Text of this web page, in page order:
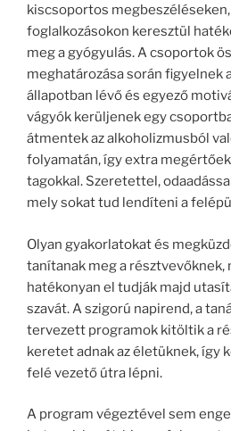
kiscsoportos
foglalkozásokon keresztül
meg a gyógyulás. A csoportok
meghatározása során figyelnek
állapotban lévő és egyező
vágyók kerüljenek egy
átmentek az alkoholizmusból
folyamatán, így extra
tagokkal. Szeretettel,
mely sokat tud lendíteni a
Olyan gyakorlatokat és
tanítanak meg a
hatékonyan el tudják majd
szavát. A szigorú napirend, a
tervezett programok kitöltik a
keretet adnak az életüknek, így
felé vezető útra lépni.
A program végeztével sem